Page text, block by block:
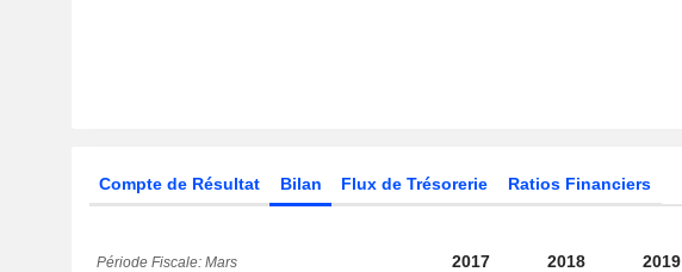
Compte de Résultat Bilan Flux de Trésorerie Ratios Financiers
Période Fiscale: Mars 2017 2018 2019